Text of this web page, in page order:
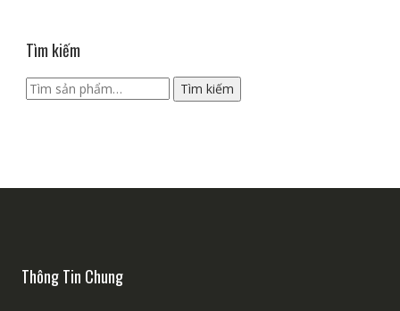
Tìm kiếm
Tìm
kiếm:
Tìm kiếm
Thông Tin Chung